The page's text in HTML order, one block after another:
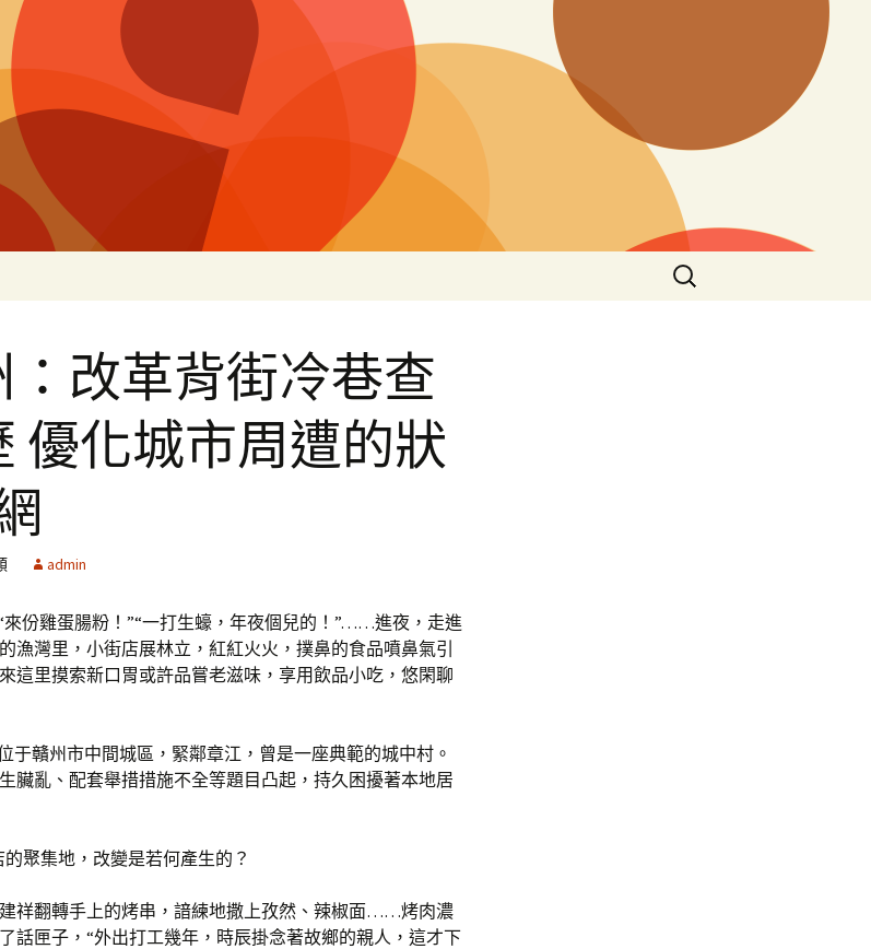
搜
尋
：改革背街冷巷查
優化城市周遭的狀
admin
來份雞蛋腸粉！”“一打生蠔，年夜個兒的！”……進夜，走進
漁灣里，小街店展林立，紅紅火火，撲鼻的食品噴鼻氣引
這里摸索新口胃或許品嘗老滋味，享用飲品小吃，悠閑聊
于贛州市中間城區，緊鄰章江，曾是一座典範的城中村。
臟亂、配套舉措措施不全等題目凸起，持久困擾著本地居
聚集地，改變是若何產生的？
祥翻轉手上的烤串，諳練地撒上孜然、辣椒面……烤肉濃
話匣子，“外出打工幾年，時辰掛念著故鄉的親人，這才下